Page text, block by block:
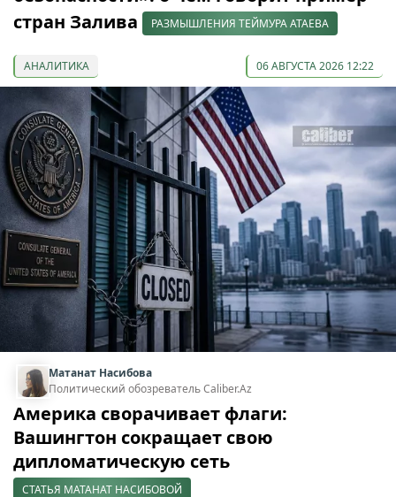
стран Залива
РАЗМЫШЛЕНИЯ ТЕЙМУРА АТАЕВА
АНАЛИТИКА 06 АВГУСТА 2026 12:22
Матанат Насибова
Политический обозреватель Caliber.Az
Америка сворачивает флаги:
Вашингтон сокращает свою
дипломатическую сеть
СТАТЬЯ МАТАНАТ НАСИБОВОЙ